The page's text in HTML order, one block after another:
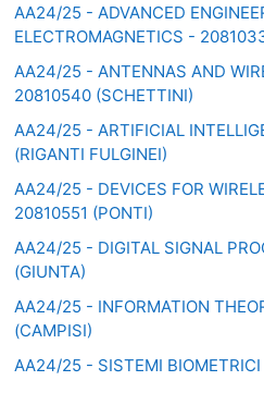
AA24/25 - ADVANCED
ELECTROMAGNETICS -
AA24/25 - ANTENNAS AND
20810540 (SCHETTINI)
AA24/25 - ARTIFICIAL
(RIGANTI FULGINEI)
AA24/25 - DEVICES FOR
20810551 (PONTI)
AA24/25 - DIGITAL SIGNAL
(GIUNTA)
AA24/25 - INFORMATION
(CAMPISI)
AA24/25 - SISTEMI